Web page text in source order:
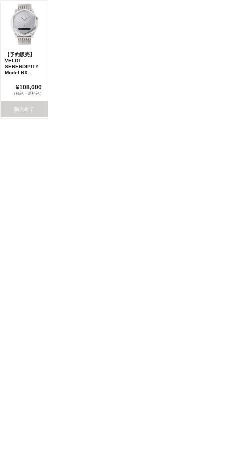
【予約販売】
VELDT
SERENDIPITY
Model RX...
¥108,000
（税込・送料込）
購入終了